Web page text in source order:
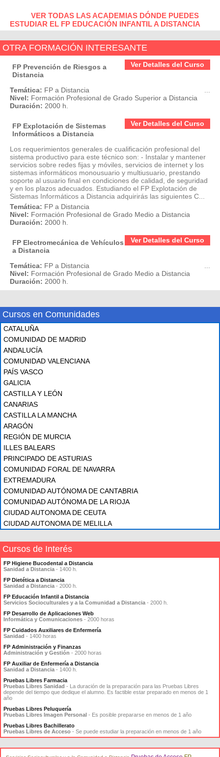
VER TODAS LAS ACADEMIAS DÓNDE PUEDES
ESTUDIAR EL FP EDUCACIÓN INFANTIL A DISTANCIA
OTRA FORMACIÓN INTERESANTE
Ver Detalles del Curso
FP Prevención de Riesgos a
Distancia
Temática: FP a Distancia
Nivel: Formación Profesional de Grado Superior a Distancia
Duración: 2000 h.
Ver Detalles del Curso
FP Explotación de Sistemas
Informáticos a Distancia
Los requerimientos generales de cualificación profesional del
sistema productivo para este técnico son: - Instalar y mantener
servicios sobre redes fijas y móviles, servicios de internet y los
sistemas informáticos monousuario y multiusuario, prestando
soporte al usuario final en condiciones de calidad, de seguridad
y en los plazos adecuados. Estudiando el FP Explotación de
Sistemas Informáticos a Distancia adquirirás las siguientes C...
Temática: FP a Distancia
Nivel: Formación Profesional de Grado Medio a Distancia
Duración: 2000 h.
Ver Detalles del Curso
FP Electromecánica de Vehículos
a Distancia
Temática: FP a Distancia
Nivel: Formación Profesional de Grado Medio a Distancia
Duración: 2000 h.
Cursos en Comunidades
CATALUÑA
COMUNIDAD DE MADRID
ANDALUCÍA
COMUNIDAD VALENCIANA
PAÍS VASCO
GALICIA
CASTILLA Y LEÓN
CANARIAS
CASTILLA LA MANCHA
ARAGÓN
REGIÓN DE MURCIA
ILLES BALEARS
PRINCIPADO DE ASTURIAS
COMUNIDAD FORAL DE NAVARRA
EXTREMADURA
COMUNIDAD AUTÓNOMA DE CANTABRIA
COMUNIDAD AUTÓNOMA DE LA RIOJA
CIUDAD AUTONOMA DE CEUTA
CIUDAD AUTONOMA DE MELILLA
Cursos de Interés
FP Higiene Bucodental a Distancia
Sanidad a Distancia - 1400 h.
FP Dietética a Distancia
Sanidad a Distancia - 2000 h.
FP Educación Infantil a Distancia
Servicios Socioculturales y a la Comunidad a Distancia - 2000 h.
FP Desarrollo de Aplicaciones Web
Informática y Comunicaciones - 2000 horas
FP Cuidados Auxiliares de Enfermería
Sanidad - 1400 horas
FP Administración y Finanzas
Administración y Gestión - 2000 horas
FP Auxiliar de Enfermería a Distancia
Sanidad a Distancia - 1400 h.
Pruebas Libres Farmacia
Pruebas Libres Sanidad - La duración de la preparación para las Pruebas Libres
depende del tiempo que dedique el alumno. Es factible estar preparado en menos de 1
año
Pruebas Libres Peluquería
Pruebas Libres Imagen Personal - Es posible prepararse en menos de 1 año
Pruebas Libres Bachillerato
Pruebas Libres de Acceso - Se puede estudiar la preparación en menos de 1 año